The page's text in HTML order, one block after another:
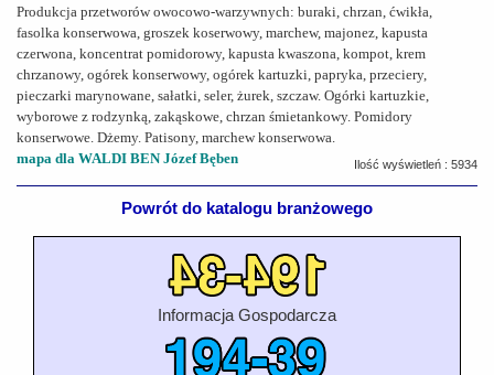
Produkcja przetworów owocowo-warzywnych: buraki, chrzan, ćwikła,
fasolka konserwowa, groszek koserwowy, marchew, majonez, kapusta
czerwona, koncentrat pomidorowy, kapusta kwaszona, kompot, krem
chrzanowy, ogórek konserwowy, ogórek kartuzki, papryka, przeciery,
pieczarki marynowane, sałatki, seler, żurek, szczaw. Ogórki kartuzkie,
wyborowe z rodzynką, zakąskowe, chrzan śmietankowy. Pomidory
konserwowe. Dżemy. Patisony, marchew konserwowa.
mapa dla WALDI BEN Józef Bęben
Ilość wyświetleń : 5934
Powrót do katalogu branżowego
Informacja Gospodarcza